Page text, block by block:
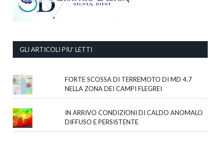
GLI ARTICOLI PIU’ LETTI
FORTE SCOSSA DI TERREMOTO DI MD 4.7
NELLA ZONA DEI CAMPI FLEGREI
IN ARRIVO CONDIZIONI DI CALDO ANOMALO
DIFFUSO E PERSISTENTE